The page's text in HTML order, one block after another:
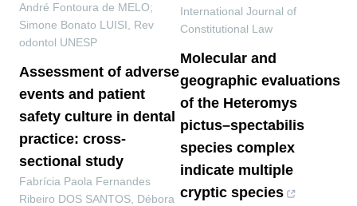
André Fontoura de MELO;
Simone Bonato LUISI
Rev
odontol UNESP
Assessment of adverse
events and patient
safety culture in dental
practice: cross-
sectional study
Fabrícia Paola Fernandes
Ribeiro DOS SANTOS, Débora
International Journal of
Constitutional Law
Molecular and
geographic evaluations
of the Heteromys
pictus–spectabilis
species complex
indicate multiple
cryptic species